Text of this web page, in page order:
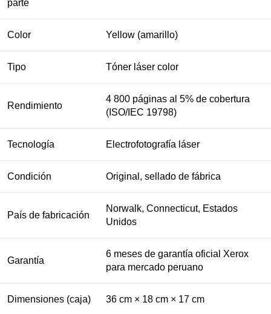
parte
Color Yellow (amarillo)
Tipo Tóner láser color
Rendimiento
4 800 páginas al 5% de cobertura
(ISO/IEC 19798)
Tecnología Electrofotografía láser
Condición Original, sellado de fábrica
País de fabricación
Norwalk, Connecticut, Estados
Unidos
Garantía
6 meses de garantía oficial Xerox
para mercado peruano
Dimensiones (caja) 36 cm × 18 cm × 17 cm